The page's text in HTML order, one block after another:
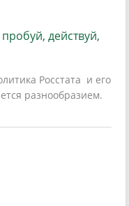
действуй,
Росстата и его
разнообразием.